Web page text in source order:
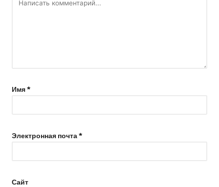
Имя*
Электронная почта*
Сайт